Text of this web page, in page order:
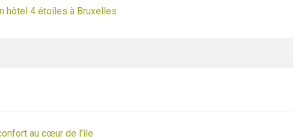
hôtel 4 étoiles à Bruxelles
au cœur de l’île